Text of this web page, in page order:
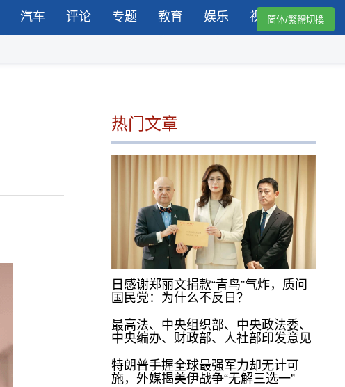
汽车 评论 专题 教育 娱乐 视频简体/繁體切換
热门文章
日感谢郑丽文捐款“青鸟”气炸，质问
国民党：为什么不反日？
最高法、中央组织部、中央政法委、
中央编办、财政部、人社部印发意见
特朗普手握全球最强军力却无计可
施，外媒揭美伊战争“无解三选一”